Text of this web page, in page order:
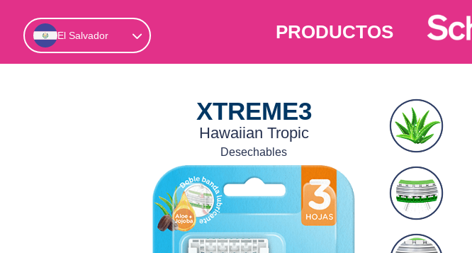
El Salvador PRODUCTOS
XTREME3
Hawaiian Tropic
Desechables